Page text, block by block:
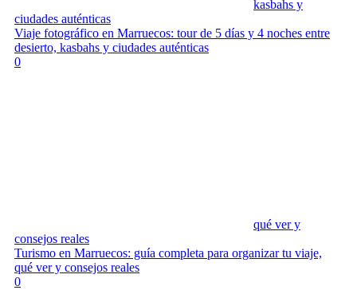
kasbahs y
ciudades auténticas
Viaje fotográfico en Marruecos: tour de 5 días y 4 noches entre
desierto, kasbahs y ciudades auténticas
0
qué ver y
consejos reales
Turismo en Marruecos: guía completa para organizar tu viaje,
qué ver y consejos reales
0